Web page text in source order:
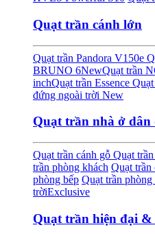
Quạt trần cánh lớn
Quạt trần Pandora V150e
BRUNO 6NewQuạt trần
inchQuạt trần Essence
đứng ngoài trời New
Quạt trần nhà ở dân
Quạt trần cánh gỗ Quạt
trần phòng khách Quạt trần
phòng bếp Quạt trần phòng
trờiExclusive
Quạt trần hiện đại &